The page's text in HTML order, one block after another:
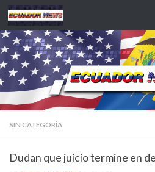
Saltar al contenido
SIN CATEGORÍA
Dudan que juicio termine en